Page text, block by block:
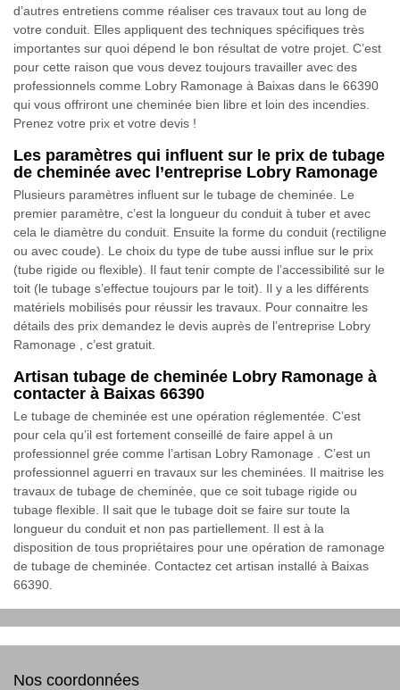
d’autres entretiens comme réaliser ces travaux tout au long de
votre conduit. Elles appliquent des techniques spécifiques très
importantes sur quoi dépend le bon résultat de votre projet. C’est
pour cette raison que vous devez toujours travailler avec des
professionnels comme Lobry Ramonage à Baixas dans le 66390
qui vous offriront une cheminée bien libre et loin des incendies.
Prenez votre prix et votre devis !
Les paramètres qui influent sur le prix de tubage
de cheminée avec l’entreprise Lobry Ramonage
Plusieurs paramètres influent sur le tubage de cheminée. Le
premier paramètre, c’est la longueur du conduit à tuber et avec
cela le diamètre du conduit. Ensuite la forme du conduit (rectiligne
ou avec coude). Le choix du type de tube aussi influe sur le prix
(tube rigide ou flexible). Il faut tenir compte de l’accessibilité sur le
toit (le tubage s’effectue toujours par le toit). Il y a les différents
matériels mobilisés pour réussir les travaux. Pour connaitre les
détails des prix demandez le devis auprès de l’entreprise Lobry
Ramonage , c’est gratuit.
Artisan tubage de cheminée Lobry Ramonage à
contacter à Baixas 66390
Le tubage de cheminée est une opération réglementée. C’est
pour cela qu’il est fortement conseillé de faire appel à un
professionnel grée comme l’artisan Lobry Ramonage . C’est un
professionnel aguerri en travaux sur les cheminées. Il maitrise les
travaux de tubage de cheminée, que ce soit tubage rigide ou
tubage flexible. Il sait que le tubage doit se faire sur toute la
longueur du conduit et non pas partiellement. Il est à la
disposition de tous propriétaires pour une opération de ramonage
de tubage de cheminée. Contactez cet artisan installé à Baixas
66390.
Nos coordonnées